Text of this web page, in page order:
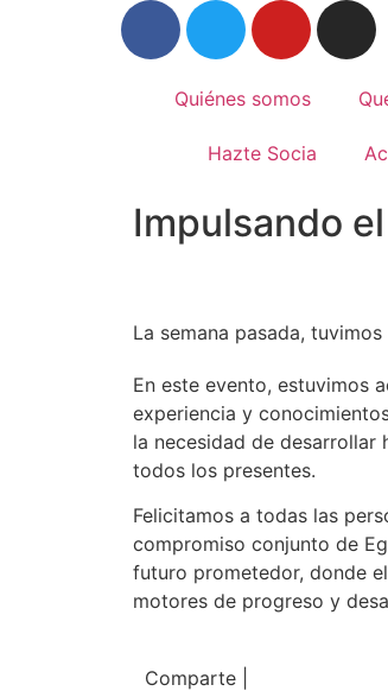
Quiénes somos
Hazte Socia
Impulsando
La semana pasada,
En este evento, estuvimos
experiencia y
la necesidad de desarrollar
todos los presentes.
Felicitamos a todas las
compromiso conjunto de
futuro prometedor, donde
motores de progreso y
Comparte |